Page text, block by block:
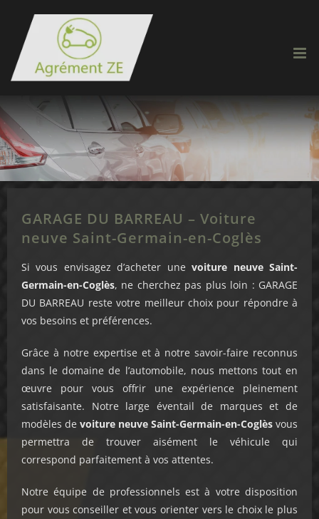
contenu
GARAGE DU BARREAU – Voiture
neuve Saint-Germain-en-Coglès
Si vous envisagez d’acheter unevoiture neuve Saint-
Germain-en-Coglès, ne cherchez pas plus loin : GARAGE
DU BARREAU reste votre meilleur choix pour répondre à
vos besoins et préférences.
Grâce à notre expertise et à notre savoir-faire reconnus
dans le domaine de l’automobile, nous mettons tout en
œuvre pour vous offrir une expérience pleinement
satisfaisante. Notre large éventail de marques et de
modèles de voiture neuve Saint-Germain-en-Coglès vous
permettra de trouver aisément le véhicule qui
correspond parfaitement à vos attentes.
Notre équipe de professionnels est à votre disposition
pour vous conseiller et vous orienter vers le choix le plus